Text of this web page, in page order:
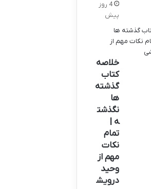
4 روز
پیش
خلاصه
کتاب
گذشته
ها
نگذشت
ه |
تمام
نکات
مهم از
وحید
درویش